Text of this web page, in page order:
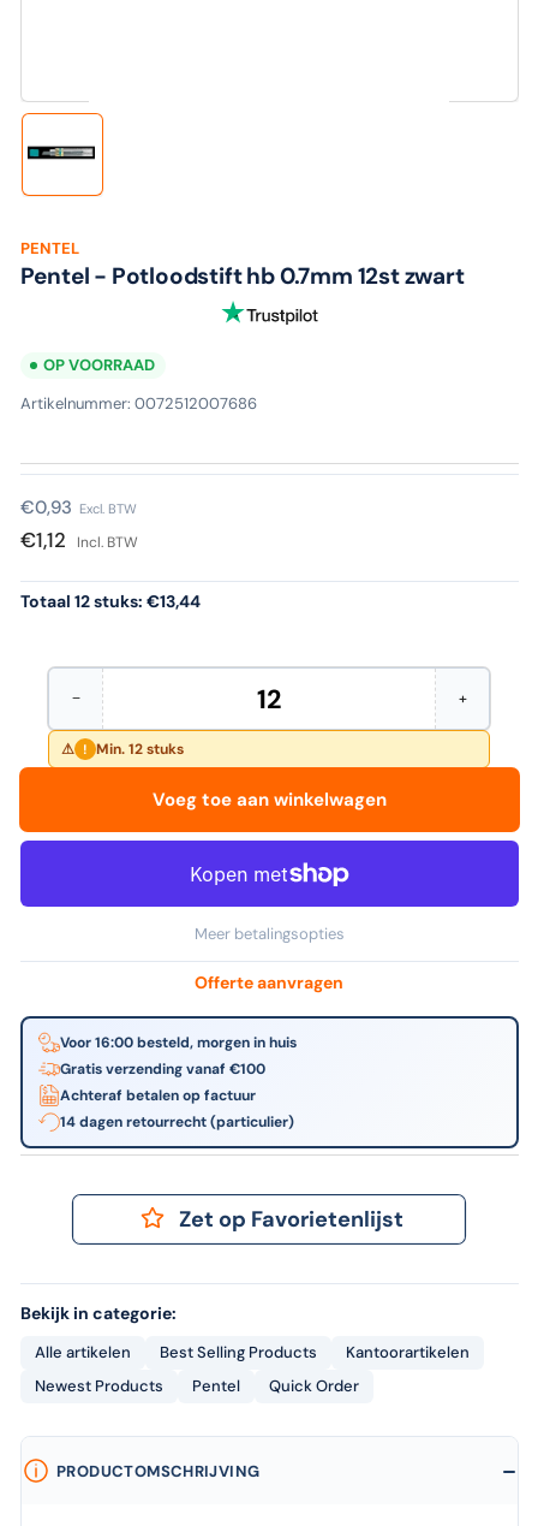
Laad
galerijweergave
PENTEL
Pentel - Potloodstift hb 0.7mm 12st zwart
OP VOORRAAD
Artikelnummer: 0072512007686
Normale
prijs
€0,93 Excl. BTW
€1,12 Incl. BTW
Totaal 12 stuks: €13,44
−Aantal
verminderen
voor
Pentel
Potloodstift
0.7mm
Hoeveelheid +Verhoog
het
voor
hb
! Min. 12 stuks
Voeg toe aan winkelwagen
Meer betalingsopties
Offerte aanvragen
Voor 16:00 besteld, morgen in huis
Gratis verzending vanaf €100
Achteraf betalen op factuur
14 dagen retourrecht (particulier)
Zet op Favorietenlijst
Bekijk in categorie:
Alle artikelen Best Selling Products
Kantoorartikelen
Newest Products
Pentel Quick Order
PRODUCTOMSCHRIJVING